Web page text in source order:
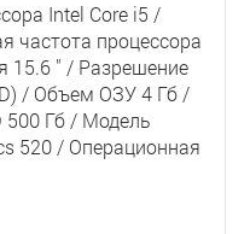
Intel Core i5 /
частота процессора
15.6 " / Разрешение
/ Объем ОЗУ 4 Гб /
500 Гб / Модель
520 / Операционная